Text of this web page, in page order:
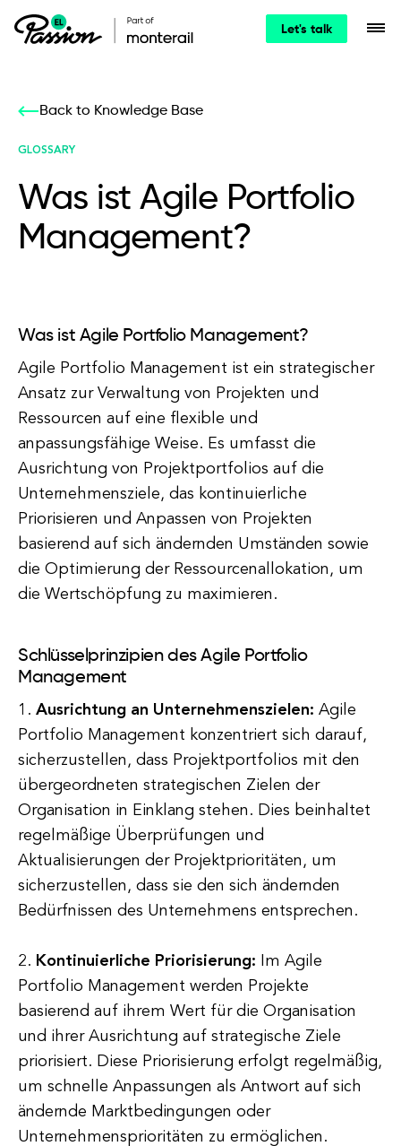
Let's talk
Back to Knowledge Base
GLOSSARY
Was ist Agile Portfolio
Management?
Was ist Agile Portfolio Management?
Agile Portfolio Management ist ein strategischer
Ansatz zur Verwaltung von Projekten und
Ressourcen auf eine flexible und
anpassungsfähige Weise. Es umfasst die
Ausrichtung von Projektportfolios auf die
Unternehmensziele, das kontinuierliche
Priorisieren und Anpassen von Projekten
basierend auf sich ändernden Umständen sowie
die Optimierung der Ressourcenallokation, um
die Wertschöpfung zu maximieren.
Schlüsselprinzipien des Agile Portfolio
Management
1. Ausrichtung an Unternehmenszielen: Agile
Portfolio Management konzentriert sich darauf,
sicherzustellen, dass Projektportfolios mit den
übergeordneten strategischen Zielen der
Organisation in Einklang stehen. Dies beinhaltet
regelmäßige Überprüfungen und
Aktualisierungen der Projektprioritäten, um
sicherzustellen, dass sie den sich ändernden
Bedürfnissen des Unternehmens entsprechen.
2. Kontinuierliche Priorisierung: Im Agile
Portfolio Management werden Projekte
basierend auf ihrem Wert für die Organisation
und ihrer Ausrichtung auf strategische Ziele
priorisiert. Diese Priorisierung erfolgt regelmäßig,
um schnelle Anpassungen als Antwort auf sich
ändernde Marktbedingungen oder
Unternehmensprioritäten zu ermöglichen.